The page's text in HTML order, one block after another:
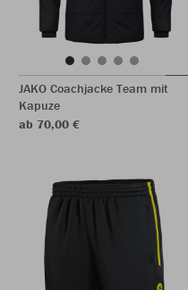
JAKO Coachjacke Team mit
Kapuze
ab 70,00 €